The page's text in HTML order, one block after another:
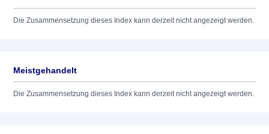
Die Zusammensetzung dieses Index kann derzeit nicht angezeigt werden.
Meistgehandelt
Die Zusammensetzung dieses Index kann derzeit nicht angezeigt werden.